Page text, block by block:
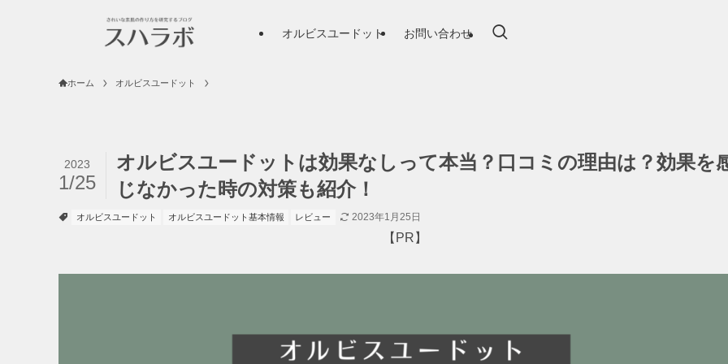
オルビスユードット お問い合わせ
ホーム オルビスユードット
オルビスユードットは効果なしって本当？口コミの理由は？効果を
じなかった時の対策も紹介！
2023
1/25
オルビスユードット オルビスユードット基本情報 レビュー 2023年1月25日
【PR】